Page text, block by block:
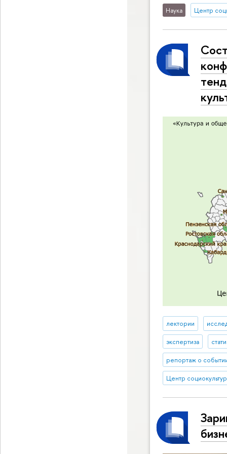
Наука Центр
лектории
экспертиза
репортаж о
Центр